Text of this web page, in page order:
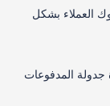
العملاء بشكل
المدفوعات